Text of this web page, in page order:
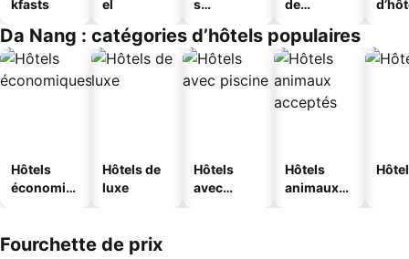
kfasts
el
s
s
de
Da Nang : catégories d’hôtels populaires
Hôtels
économiq
Hôtels de
luxe
Hôtels
avec
Hôtels
animaux
Fourchette de prix